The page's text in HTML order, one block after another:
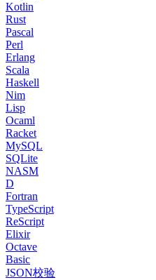
Kotlin
Rust
Pascal
Perl
Erlang
Scala
Haskell
Nim
Lisp
Ocaml
Racket
MySQL
SQLite
NASM
D
Fortran
TypeScript
ReScript
Elixir
Octave
Basic
JSON校验